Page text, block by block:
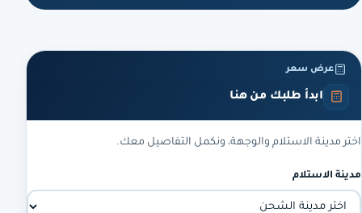
عرض سعر
ابدأ طلبك من هنا
اختر مدينة الاستلام والوجهة، ونكمل التفاصيل معك.
مدينة الاستلام